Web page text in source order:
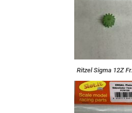
Ritzel Sigma 12Z